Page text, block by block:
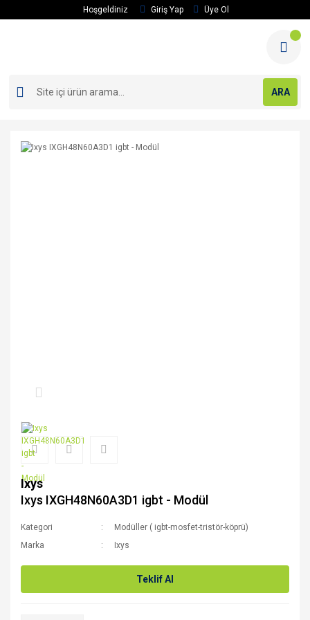
Hoşgeldiniz Giriş Yap Üye Ol
ARA
Ixys
Ixys IXGH48N60A3D1 igbt - Modül
Kategori
Modüller ( igbt-mosfet-tristör-köprü)
Marka
Ixys
Teklif Al